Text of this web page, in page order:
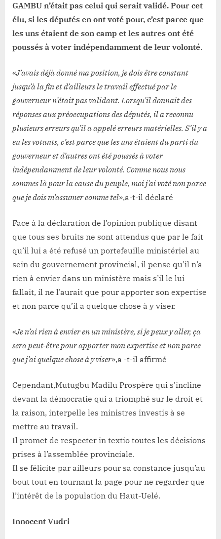
GAMBU n’était pas celui qui serait validé. Pour cet
élu, si les députés en ont voté pour, c’est parce que
les uns étaient de son camp et les autres ont été
poussés à voter indépendamment de leur volonté.
«J’avais déjà donné ma position, je dois être constant
jusqu’à la fin et d’ailleurs le travail effectué par le
gouverneur n’était pas validant. Lorsqu’il donnait des
réponses aux préoccupations des députés, il a reconnu
plusieurs erreurs qu’il a appelé erreurs matérielles. S’il y a
eu les votants, c’est parce que les uns étaient du parti du
gouverneur et d’autres ont été poussés à voter
indépendamment de leur volonté. Comme nous nous
sommes là pour la cause du peuple, moi j’ai voté non parce
que je dois m’assumer comme tel»,a-t-il déclaré
Face à la déclaration de l’opinion publique disant
que tous ses bruits ne sont attendus que par le fait
qu’il lui a été refusé un portefeuille ministériel au
sein du gouvernement provincial, il pense qu’il n’a
rien à envier dans un ministère mais s’il le lui
fallait, il ne l’aurait que pour apporter son expertise
et non parce qu’il a quelque chose à y viser.
«Je n’ai rien à envier en un ministère, si je peux y aller, ça
sera peut-être pour apporter mon expertise et non parce
que j’ai quelque chose à y viser»,a -t-il affirmé
Cependant,Mutugbu Madilu Prospère qui s’incline
devant la démocratie qui a triomphé sur le droit et
la raison, interpelle les ministres investis à se
mettre au travail.
Il promet de respecter in textio toutes les décisions
prises à l’assemblée provinciale.
Il se félicite par ailleurs pour sa constance jusqu’au
bout tout en tournant la page pour ne regarder que
l’intérêt de la population du Haut-Uelé.
Innocent Vudri